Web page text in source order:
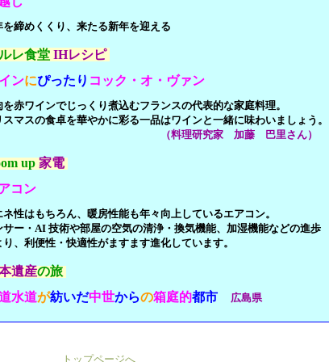
を締めくくり、来たる新年を迎える
レ食堂 IHレシピ
ンにぴったり コック・オ・ヴァン
を赤ワインでじっくり煮込むフランスの代表的な家庭料理。
スマスの食卓を華やかに彩る一品はワインと一緒に味わいましょう。
（料理研究家 加藤 巴里さん）
up 家電
コン
ネ性はもちろん、暖房性能も年々向上しているエアコン。
サー・AI 技術や部屋の空気の清浄・換気機能、加湿機能などの進歩
り、利便性・快適性がますます進化しています。
遺産の旅
水道が紡いだ中世からの箱庭的都市 広島県
トップページへ